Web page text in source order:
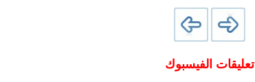
تعليقات الفيسبوك